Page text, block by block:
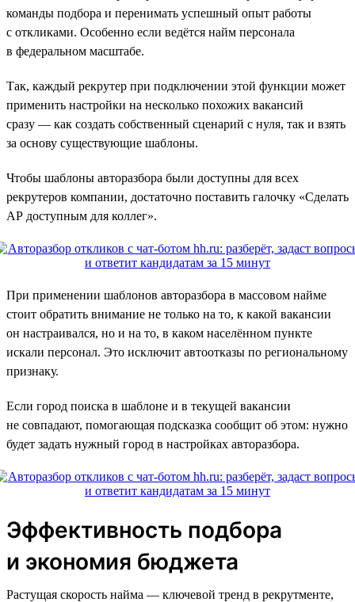
команды подбора и перенимать успешный опыт работы
с откликами. Особенно если ведётся найм персонала
в федеральном масштабе.
Так, каждый рекрутер при подключении этой функции может
применить настройки на несколько похожих вакансий
сразу — как создать собственный сценарий с нуля, так и взять
за основу существующие шаблоны.
Чтобы шаблоны авторазбора были доступны для всех
рекрутеров компании, достаточно поставить галочку «Сделать
АР доступным для коллег».
При применении шаблонов авторазбора в массовом найме
стоит обратить внимание не только на то, к какой вакансии
он настраивался, но и на то, в каком населённом пункте
искали персонал. Это исключит автоотказы по региональному
признаку.
Если город поиска в шаблоне и в текущей вакансии
не совпадают, помогающая подсказка сообщит об этом: нужно
будет задать нужный город в настройках авторазбора.
Эффективность подбора
и экономия бюджета
Растущая скорость найма — ключевой тренд в рекрутменте,